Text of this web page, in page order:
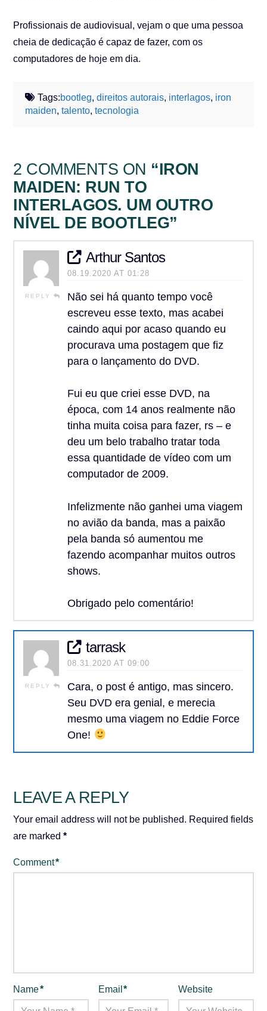
Profissionais de audiovisual, vejam o que uma pessoa
cheia de dedicação é capaz de fazer, com os
computadores de hoje em dia.
Tags:bootleg,direitos autorais, interlagos, iron
maiden,talento,tecnologia
2 COMMENTS ON “IRON
MAIDEN: RUN TO
INTERLAGOS. UM OUTRO
NÍVEL DE BOOTLEG”
REPLY
Arthur Santos
08.19.2020 AT 01:28
Não sei há quanto tempo você
escreveu esse texto, mas acabei
caindo aqui por acaso quando eu
procurava uma postagem que fiz
para o lançamento do DVD.
Fui eu que criei esse DVD, na
época, com 14 anos realmente não
tinha muita coisa para fazer, rs – e
deu um belo trabalho tratar toda
essa quantidade de vídeo com um
computador de 2009.
Infelizmente não ganhei uma viagem
no avião da banda, mas a paixão
pela banda só aumentou me
fazendo acompanhar muitos outros
shows.
Obrigado pelo comentário!
REPLY
tarrask
08.31.2020 AT 09:00
Cara, o post é antigo, mas sincero.
Seu DVD era genial, e merecia
mesmo uma viagem no Eddie Force
One!
LEAVE A REPLY
Your email address will not be published. Required fields
are marked*
Comment*
Name* Email* Website